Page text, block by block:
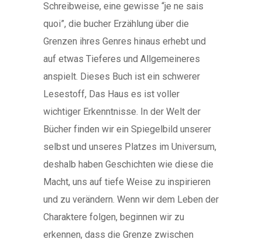
Schreibweise, eine gewisse “je ne sais
quoi”, die bucher Erzählung über die
Grenzen ihres Genres hinaus erhebt und
auf etwas Tieferes und Allgemeineres
anspielt. Dieses Buch ist ein schwerer
Lesestoff, Das Haus es ist voller
wichtiger Erkenntnisse. In der Welt der
Bücher finden wir ein Spiegelbild unserer
selbst und unseres Platzes im Universum,
deshalb haben Geschichten wie diese die
Macht, uns auf tiefe Weise zu inspirieren
und zu verändern. Wenn wir dem Leben der
Charaktere folgen, beginnen wir zu
erkennen, dass die Grenze zwischen